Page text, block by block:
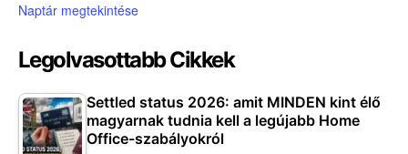
Naptár megtekintése
Legolvasottabb Cikkek
Settled status 2026: amit MINDEN kint élő
magyarnak tudnia kell a legújabb Home
Office-szabályokról